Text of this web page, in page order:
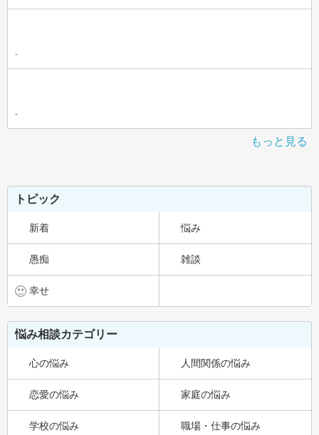
-
-
もっと見る
トピック
新着 悩み
愚痴 雑談
幸せ
悩み相談カテゴリー
心の悩み 人間関係の悩み
恋愛の悩み 家庭の悩み
学校の悩み 職場・仕事の悩み